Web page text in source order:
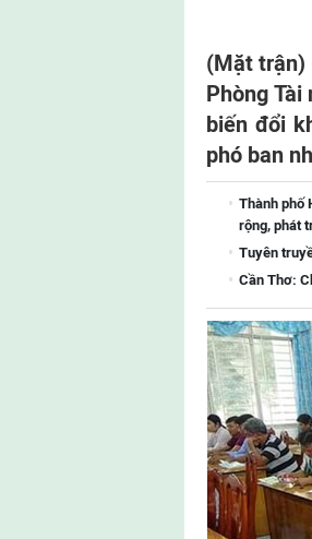
(Mặt trận)
Phòng
biến đổi
phó ban
Thành phố
rộng, phát
Tuyên
Cần Thơ: